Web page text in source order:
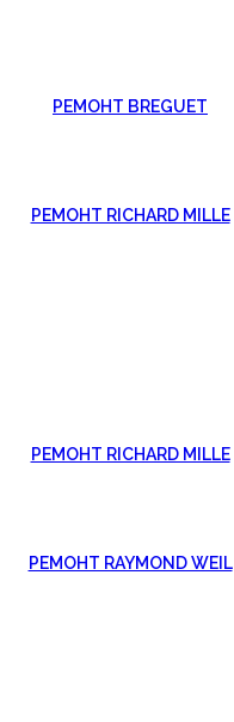
РЕМОНТ BREGUET
РЕМОНТ RICHARD MILLE
РЕМОНТ RICHARD MILLE
РЕМОНТ RAYMOND WEIL